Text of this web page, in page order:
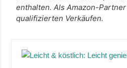
enthalten. Als Amazon-
qualifizierten Verkäufen.